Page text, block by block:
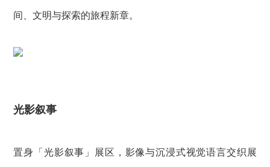
间、文明与探索的旅程新章。
光影叙事
置身「光影叙事」展区，影像与沉浸式视觉语言交织展